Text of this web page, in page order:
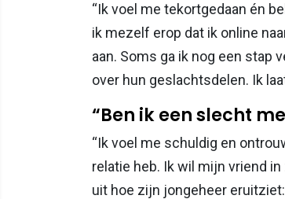
“Ik voel me tekortgedaan én
ik mezelf erop dat ik online
aan. Soms ga ik nog een stap
over hun geslachtsdelen. Ik
“Ben ik een slecht
“Ik voel me schuldig en
relatie heb. Ik wil mijn vriend
uit hoe zijn jongeheer